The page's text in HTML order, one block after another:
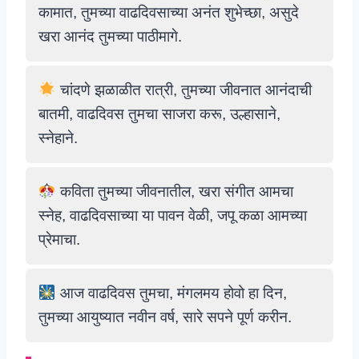
कामात, तुमच्या वाढदिवसाच्या अनंत शुभेच्छा, असुदे
खरा आनंद तुमच्या पाठीमागे.
चांदणे झळाळीत रात्री, तुमच्या जीवनात आनंदाची
बातमी, वाढदिवस तुमचा साजरा करू, उल्हासाने,
स्नेहाने.
कविता तुमच्या जीवनातील, खरा संगीत आमचा
स्नेह, वाढदिवसाच्या या पावन वेळी, जपू कळा आमच्या
प्रेमाचा.
आज वाढदिवस तुमचा, मंगलमय होवो हा दिन,
तुमच्या आयुष्यात नवीन वर्ष, सारे सपने पूर्ण करीन.